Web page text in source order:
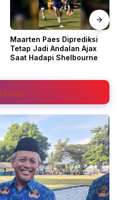
Maarten Paes Diprediksi
Tetap Jadi Andalan Ajax
Saat Hadapi Shelbourne